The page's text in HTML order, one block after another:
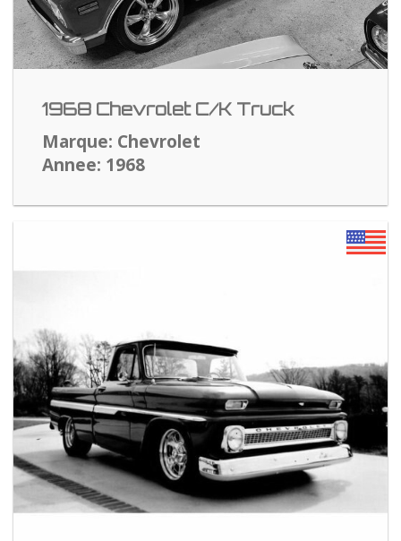
1968 Chevrolet C/K Truck
Marque: Chevrolet
Annee: 1968